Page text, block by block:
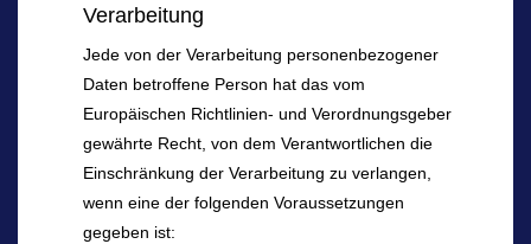
Verarbeitung
Jede von der Verarbeitung personenbezogener
Daten betroffene Person hat das vom
Europäischen Richtlinien- und Verordnungsgeber
gewährte Recht, von dem Verantwortlichen die
Einschränkung der Verarbeitung zu verlangen,
wenn eine der folgenden Voraussetzungen
gegeben ist: